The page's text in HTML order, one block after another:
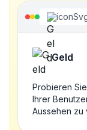
Geld
Probieren
Ihrer
Aussehen zu